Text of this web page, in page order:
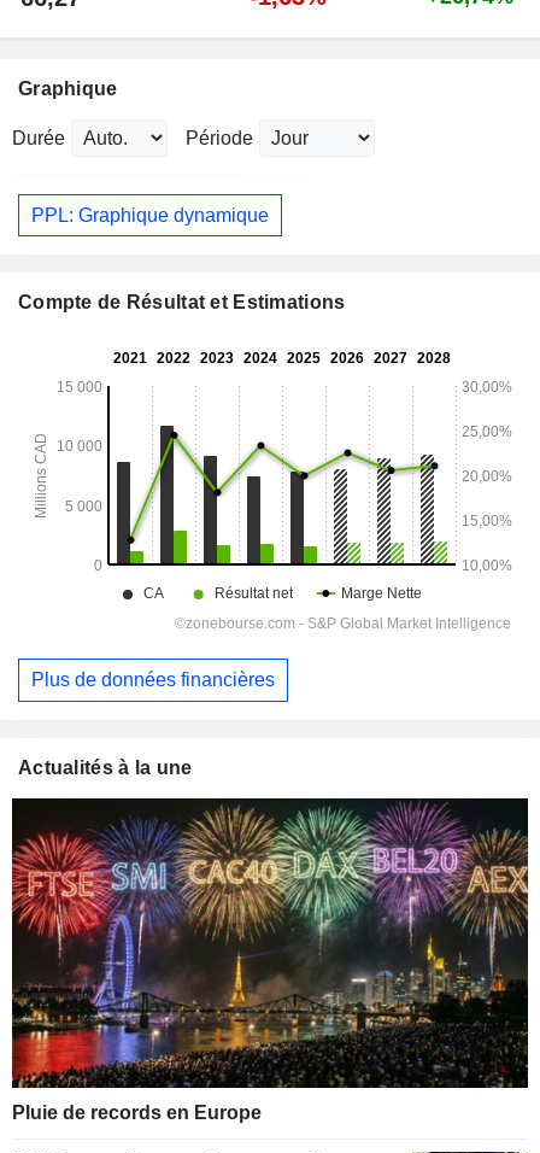
Graphique
Durée Période
PPL: Graphique dynamique
Compte de Résultat et Estimations
Plus de données financières
Actualités à la une
Pluie de records en Europe